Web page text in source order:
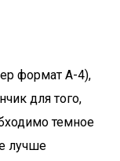
формат А-4),
для того,
темное
лучше